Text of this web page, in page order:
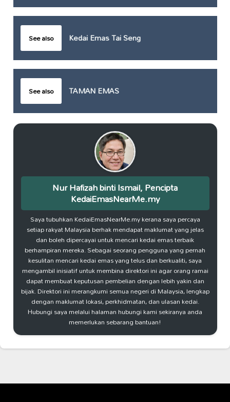
See also Kedai Emas Tai Seng
See also TAMAN EMAS
Nur Hafizah binti Ismail, Pencipta
KedaiEmasNearMe.my
Saya tubuhkan KedaiEmasNearMe.my kerana saya percaya
setiap rakyat Malaysia berhak mendapat maklumat yang jelas
dan boleh dipercayai untuk mencari kedai emas terbaik
berhampiran mereka. Sebagai seorang pengguna yang pernah
kesulitan mencari kedai emas yang telus dan berkualiti, saya
mengambil inisiatif untuk membina direktori ini agar orang ramai
dapat membuat keputusan pembelian dengan lebih yakin dan
bijak. Direktori ini merangkumi semua negeri di Malaysia, lengkap
dengan maklumat lokasi, perkhidmatan, dan ulasan kedai.
Hubungi saya melalui halaman hubungi kami sekiranya anda
memerlukan sebarang bantuan!